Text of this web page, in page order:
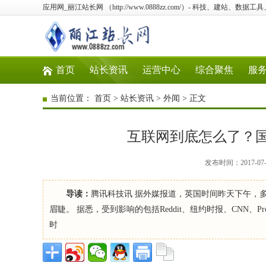
应用网_丽江站长网 （http://www.0888zz.com/）- 科技、建站、数据工
首页 站长资讯 运营中心 综合聚焦 服
当前位置： 首页 > 站长资讯 > 外闻 > 正文
互联网到底怎么了？
发布时间：2017-
导读： 腾讯科技讯 据外媒报道，英国时间昨天下午，
眉睫。 据悉，受到影响的包括Reddit、纽约时报、CNN、
时